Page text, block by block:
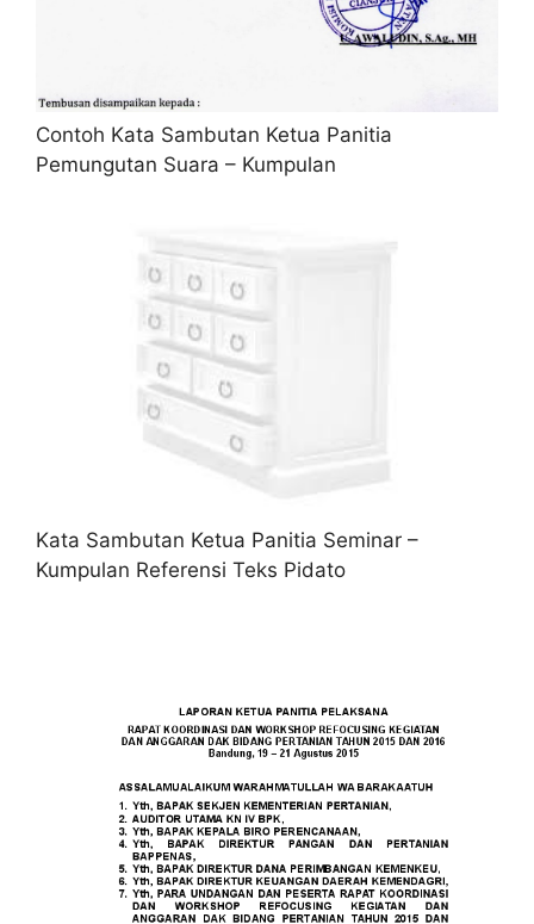
Contoh Kata Sambutan Ketua Panitia
Pemungutan Suara – Kumpulan
Kata Sambutan Ketua Panitia Seminar –
Kumpulan Referensi Teks Pidato